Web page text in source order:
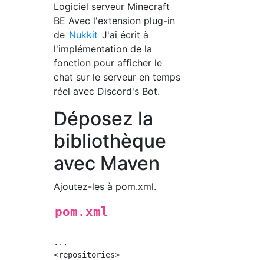
Logiciel serveur Minecraft
BE Avec l'extension plug-in
de Nukkit J'ai écrit à
l'implémentation de la
fonction pour afficher le
chat sur le serveur en temps
réel avec Discord's Bot.
Déposez la
bibliothèque
avec Maven
Ajoutez-les à pom.xml.
pom.xml
...
<repositories>